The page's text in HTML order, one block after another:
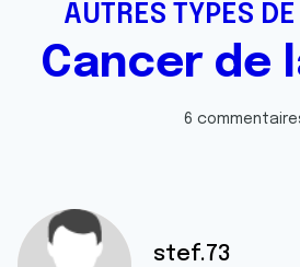
AUTRES TYPES
Cancer de
6
stef.73